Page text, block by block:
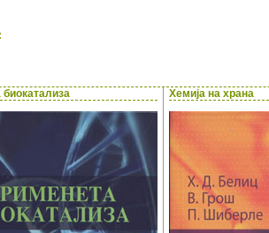
Хемија на храна